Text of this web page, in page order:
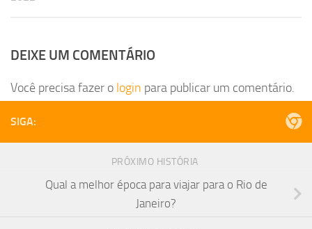
DEIXE UM COMENTÁRIO
Você precisa fazer o login para publicar um comentário.
SIGA:
PRÓXIMO HISTÓRIA
Qual a melhor época para viajar para o Rio de
Janeiro?